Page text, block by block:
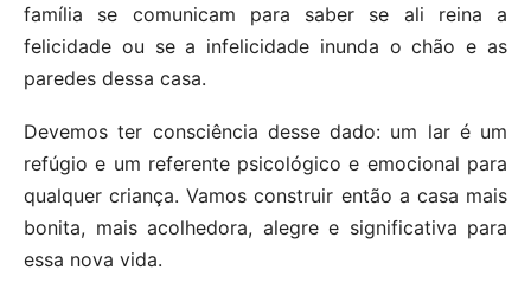
família se comunicam para saber se ali reina a
felicidade ou se a infelicidade inunda o chão e as
paredes dessa casa.
Devemos ter consciência desse dado: um lar é um
refúgio e um referente psicológico e emocional para
qualquer criança. Vamos construir então a casa mais
bonita, mais acolhedora, alegre e significativa para
essa nova vida.